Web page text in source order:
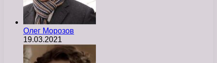
Олег Морозов
19.03.2021